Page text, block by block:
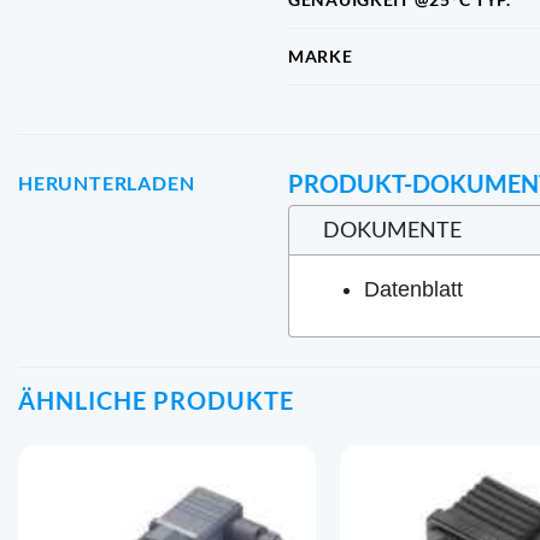
MARKE
HERUNTERLADEN PRODUKT-
DOKUMENTE
Datenblatt
ÄHNLICHE PRODUKTE